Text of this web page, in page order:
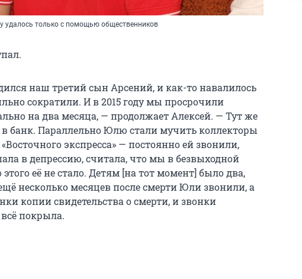
удалось только с помощью общественников
наш третий сын Арсений, и как-то навалилось
сократили. И в 2015 году мы просрочили
на два месяца, — продолжает Алексей. — Тут же
банк. Параллельно Юлю стали мучить коллекторы
«Восточного экспресса» — постоянно ей звонили,
в депрессию, считала, что мы в безвыходной
её не стало. Детям [на тот момент] было два,
несколько месяцев после смерти Юли звонили, а
копии свидетельства о смерти, и звонки
покрыла.